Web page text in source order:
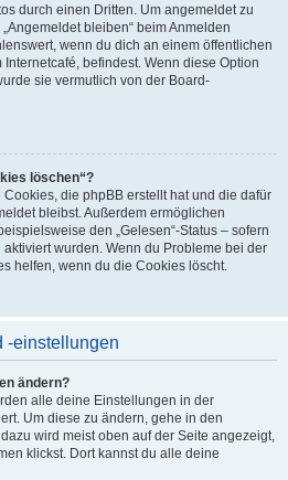
durch einen Dritten. Um angemeldet zu
bleiben“ beim Anmelden
wenn du dich an einem öffentlichen
befindest. Wenn diese Option
sie vermutlich von der Board-
löschen“?
Cookies, die phpBB erstellt hat und die dafür
bleibst. Außerdem ermöglichen
den „Gelesen“-Status – sofern
wurden. Wenn du Probleme bei der
helfen, wenn du die Cookies löscht.
-einstellungen
ändern?
alle deine Einstellungen in der
Um diese zu ändern, gehe in den
wird meist oben auf der Seite angezeigt,
klickst. Dort kannst du alle deine